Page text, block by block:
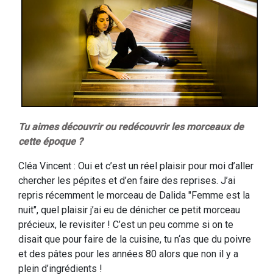
Tu aimes découvrir ou redécouvrir les morceaux de
cette époque ?
Cléa Vincent : Oui et c’est un réel plaisir pour moi d’aller
chercher les pépites et d’en faire des reprises. J’ai
repris récemment le morceau de Dalida "Femme est la
nuit", quel plaisir j’ai eu de dénicher ce petit morceau
précieux, le revisiter ! C’est un peu comme si on te
disait que pour faire de la cuisine, tu n‘as que du poivre
et des pâtes pour les années 80 alors que non il y a
plein d’ingrédients !